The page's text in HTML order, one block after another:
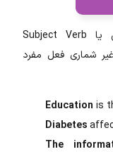
Subject Verb
شماری فعل مفرد
Educationis
Diabetes
The